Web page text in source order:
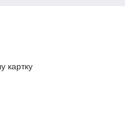
картку